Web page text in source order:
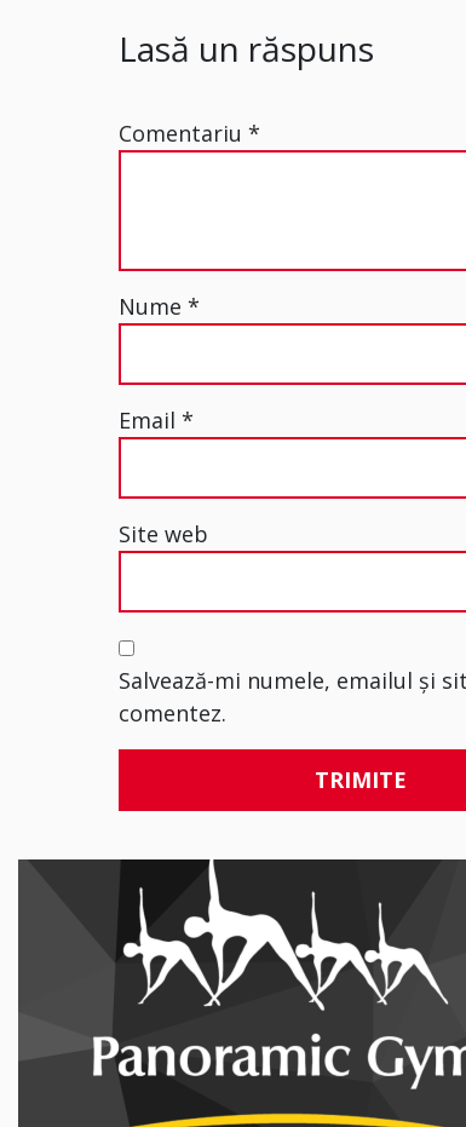
Lasă un răspuns
Comentariu*
Nume*
Email*
Site web
Salvează-mi numele, emailul și
comentez.